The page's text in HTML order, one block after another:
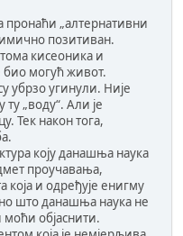
„алтернативни
позитиван.
кисеоника и
био могућ живот.
убрзо угинули. Није
„воду“. Али је
Тек након тога,
коју данашња наука
проучавања,
која и одређује енигму
што данашња наука не
објаснити.